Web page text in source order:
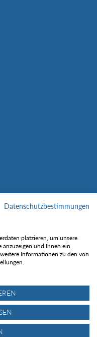
Datenschutzbestimmungen
platzieren, um unsere
anzuzeigen und Ihnen ein
Informationen zu den von